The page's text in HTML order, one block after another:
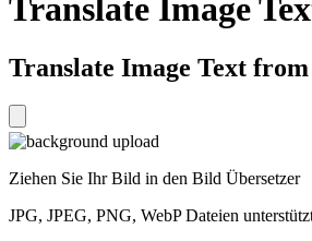
Translate Image
Translate Image Text
Ziehen Sie Ihr Bild in den Bild Übersetzer
JPG, JPEG, PNG, WebP Dateien